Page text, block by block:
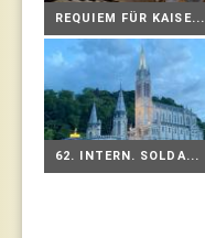
REQUIEM FÜR KAISE...
62. INTERN. SOLDA...